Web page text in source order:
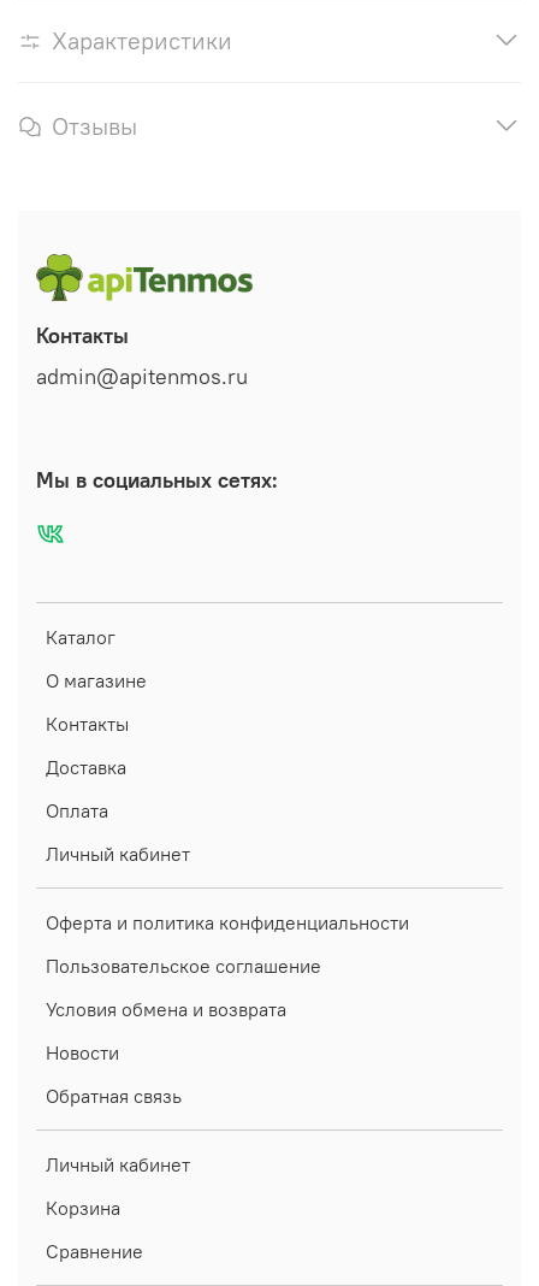
Характеристики
Отзывы
Каталог
О магазине
Контакты
Доставка
Оплата
Личный кабинет
Оферта и политика конфиденциальности
Пользовательское соглашение
Условия обмена и возврата
Новости
Обратная связь
Личный кабинет
Корзина
Сравнение
Контакты
admin@apitenmos.ru
Мы в социальных сетях: